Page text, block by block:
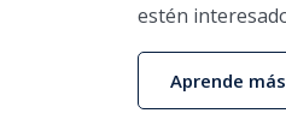
estén
Aprende